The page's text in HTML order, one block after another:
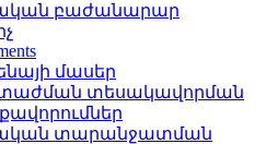
բաժանարար
մասեր
տեսակավորման
տարանջատման